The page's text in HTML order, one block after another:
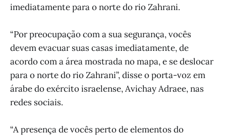
imediatamente para o norte do rio Zahrani.
“Por preocupação com a sua segurança, vocês
devem evacuar suas casas imediatamente, de
acordo com a área mostrada no mapa, e se deslocar
para o norte do rio Zahrani”, disse o porta-voz em
árabe do exército israelense, Avichay Adraee, nas
redes sociais.
“A presença de vocês perto de elementos do